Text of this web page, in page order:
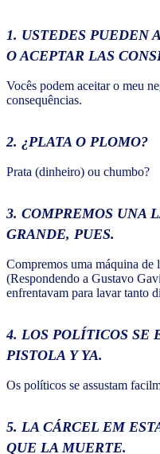
1. USTEDES PUEDEN
O ACEPTAR LAS
Vocês podem aceitar o meu
consequências.
2. ¿PLATA O PLOMO?
Prata (dinheiro) ou chumbo?
3. COMPREMOS UNA
GRANDE, PUES.
Compremos uma máquina de
(Respondendo a Gustavo
enfrentavam para lavar tanto
4. LOS POLÍTICOS SE
PISTOLA Y YA.
Os políticos se assustam
5. LA CÁRCEL EM
QUE LA MUERTE.